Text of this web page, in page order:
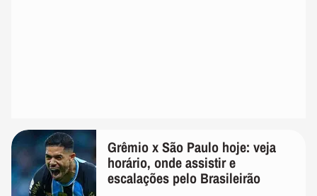
Grêmio x São Paulo hoje: veja
horário, onde assistir e
escalações pelo Brasileirão